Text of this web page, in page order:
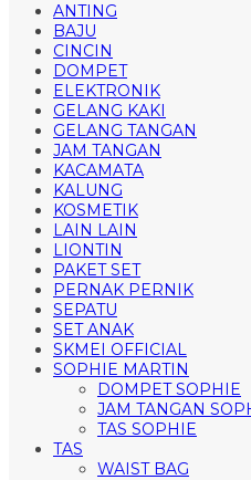
ANTING
BAJU
CINCIN
DOMPET
ELEKTRONIK
GELANG KAKI
GELANG TANGAN
JAM TANGAN
KACAMATA
KALUNG
KOSMETIK
LAIN LAIN
LIONTIN
PAKET SET
PERNAK PERNIK
SEPATU
SET ANAK
SKMEI OFFICIAL
SOPHIE MARTIN
DOMPET SOPHIE
JAM TANGAN
TAS SOPHIE
TAS
WAIST BAG